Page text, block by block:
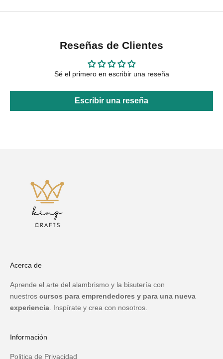
Reseñas de Clientes
Sé el primero en escribir una reseña
Escribir una reseña
Acerca de
Aprende el arte del alambrismo y la bisutería con
nuestros cursos para emprendedores y para una nueva
experiencia . Inspírate y crea con nosotros.
Información
Politica de Privacidad